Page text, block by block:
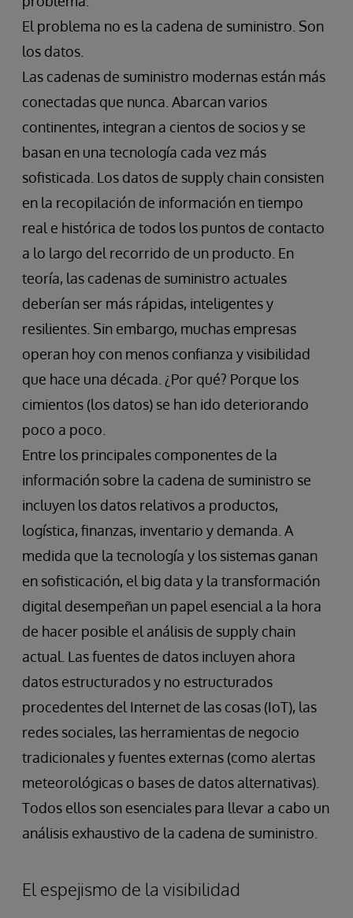
El problema no es la cadena de suministro. Son
los datos.
Las cadenas de suministro modernas están más
conectadas que nunca. Abarcan varios
continentes, integran a cientos de socios y se
basan en una tecnología cada vez más
sofisticada. Los datos de supply chain consisten
en la recopilación de información en tiempo
real e histórica de todos los puntos de contacto
a lo largo del recorrido de un producto. En
teoría, las cadenas de suministro actuales
deberían ser más rápidas, inteligentes y
resilientes. Sin embargo, muchas empresas
operan hoy con menos confianza y visibilidad
que hace una década. ¿Por qué? Porque los
cimientos (los datos) se han ido deteriorando
poco a poco.
Entre los principales componentes de la
información sobre la cadena de suministro se
incluyen los datos relativos a productos,
logística, finanzas, inventario y demanda. A
medida que la tecnología y los sistemas ganan
en sofisticación, el big data y la transformación
digital desempeñan un papel esencial a la hora
de hacer posible el análisis de supply chain
actual. Las fuentes de datos incluyen ahora
datos estructurados y no estructurados
procedentes del Internet de las cosas (IoT), las
redes sociales, las herramientas de negocio
tradicionales y fuentes externas (como alertas
meteorológicas o bases de datos alternativas).
Todos ellos son esenciales para llevar a cabo un
análisis exhaustivo de la cadena de suministro.
El espejismo de la visibilidad